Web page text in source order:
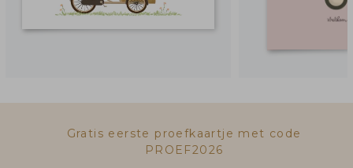
Gratis eerste proefkaartje met code
PROEF2026